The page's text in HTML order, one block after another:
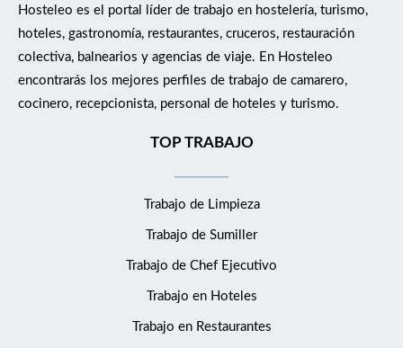
Hosteleo es el portal líder de trabajo en hostelería, turismo,
hoteles, gastronomía, restaurantes, cruceros, restauración
colectiva, balnearios y agencias de viaje. En Hosteleo
encontrarás los mejores perfiles de trabajo de camarero,
cocinero, recepcionista, personal de hoteles y turismo.
TOP TRABAJO
Trabajo de Limpieza
Trabajo de Sumiller
Trabajo de Chef Ejecutivo
Trabajo en Hoteles
Trabajo en Restaurantes